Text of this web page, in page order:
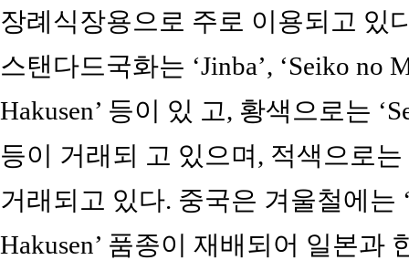
장례식장용으로 주로 이용되고 있
스탠다드국화는 ‘Jinba’, ‘Seiko no
Hakusen’ 등이 있 고, 황색으로는
등이 거래되 고 있으며, 적색으로는
거래되고 있다. 중국은 겨울철에는
Hakusen’ 품종이 재배되어 일본과